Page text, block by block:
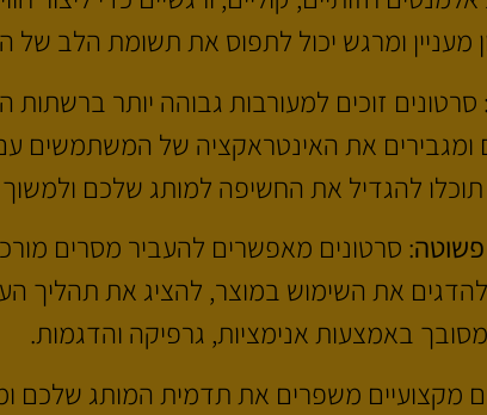
מעניין ומרגש יכול לתפוס את תשומת הלב של
: סרטונים זוכים למעורבות גבוהה יותר ברשתות
ומגבירים את האינטראקציה של המשתמשים
תוכלו להגדיל את החשיפה למותג שלכם
: סרטונים מאפשרים להעביר מסרים
את השימוש במוצר, להציג את תהליך
מסובך באמצעות אנימציות, גרפיקה והדגמות.
מקצועיים משפרים את תדמית המותג שלכם